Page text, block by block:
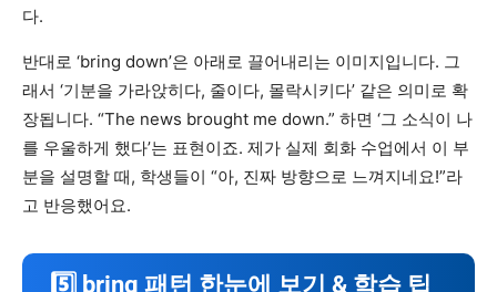
다.
반대로 ‘bring down’은 아래로 끌어내리는 이미지입니다. 그
래서 ‘기분을 가라앉히다, 줄이다, 몰락시키다’ 같은 의미로 확
장됩니다. “The news brought me down.” 하면 ‘그 소식이 나
를 우울하게 했다’는 표현이죠. 제가 실제 회화 수업에서 이 부
분을 설명할 때, 학생들이 “아, 진짜 방향으로 느껴지네요!”라
고 반응했어요.
5️⃣ bring 패턴 한눈에 보기 & 학습 팁